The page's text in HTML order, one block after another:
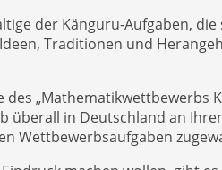
der Känguru-Aufgaben,
Traditionen und
„Mathematikwettbewerbs
überall in Deutschland an
Wettbewerbsaufgaben